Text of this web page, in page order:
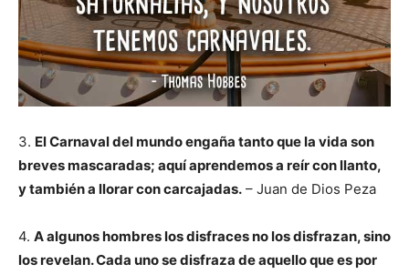
3. El Carnaval del mundo engaña tanto que la vida son
breves mascaradas; aquí aprendemos a reír con llanto,
y también a llorar con carcajadas. – Juan de Dios Peza
4. A algunos hombres los disfraces no los disfrazan, sino
los revelan. Cada uno se disfraza de aquello que es por